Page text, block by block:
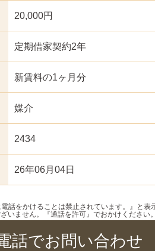
20,000円
定期借家契約2年
新賃料の1ヶ月分
媒介
2434
26年06月04日
電話をかけることは禁止されています。』と
いません。『通話を許可』でおかけください
話でお問い合わせ